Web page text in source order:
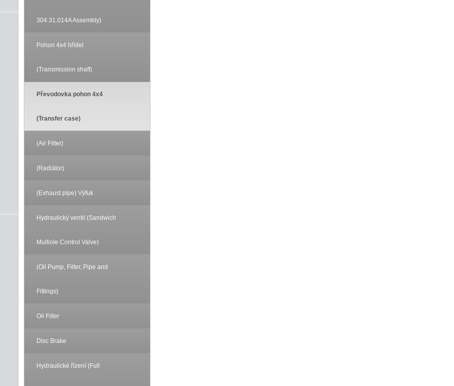
304.31.014A Assembly)
Pohon 4x4 hřídel
(Transmission shaft)
Převodovka pohon 4x4
(Transfer case)
(Air Filter)
(Radiátor)
(Exhaust pipe) Výfuk
Hydraulický ventil (Sandwich
Multiole Control Valve)
(Oil Pump, Filter, Pipe and
Fittings)
Oil Filter
Disc Brake
Hydraulické řízení (Full